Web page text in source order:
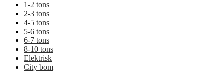
1-2 tons
2-3 tons
4-5 tons
5-6 tons
6-7 tons
8-10 tons
Elektrisk
City bom